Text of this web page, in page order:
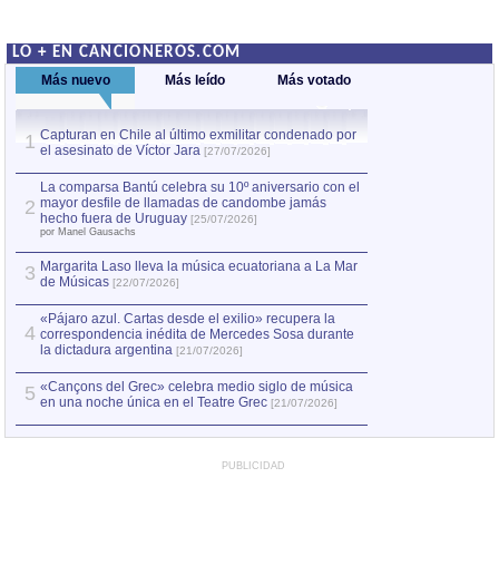
LO + EN CANCIONEROS.COM
Más nuevo Más leído Más votado
1 Capturan en Chile al último exmilitar condenado por
el asesinato de Víctor Jara [27/07/2026]
2
La comparsa Bantú celebra su 10º aniversario con el
mayor desfile de llamadas de candombe jamás
hecho fuera de Uruguay [25/07/2026]
por Manel Gausachs
3 Margarita Laso lleva la música ecuatoriana a La Mar
de Músicas [22/07/2026]
4
«Pájaro azul. Cartas desde el exilio» recupera la
correspondencia inédita de Mercedes Sosa durante
la dictadura argentina [21/07/2026]
5 «Cançons del Grec» celebra medio siglo de música
en una noche única en el Teatre Grec [21/07/2026]
PUBLICIDAD